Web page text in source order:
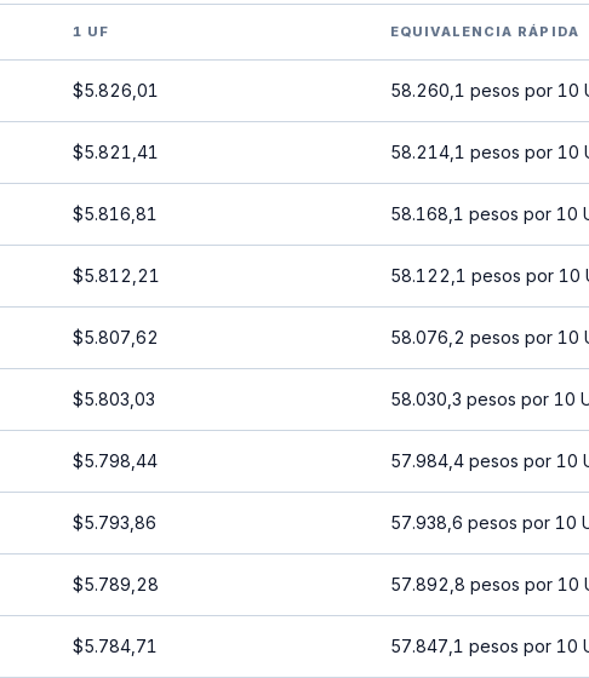
1 UF EQUIVALENCIA RÁPIDA
$5.826,01 58.260,1 pesos por 10
$5.821,41 58.214,1 pesos por 10
$5.816,81 58.168,1 pesos por 10
$5.812,21 58.122,1 pesos por 10
$5.807,62 58.076,2 pesos por 10
$5.803,03 58.030,3 pesos por 10
$5.798,44 57.984,4 pesos por 10
$5.793,86 57.938,6 pesos por 10
$5.789,28 57.892,8 pesos por 10
$5.784,71 57.847,1 pesos por 10